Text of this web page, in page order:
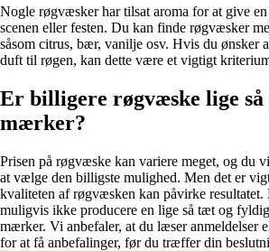
Nogle røgvæsker har tilsat aroma for at give
scenen eller festen. Du kan finde røgvæsker
såsom citrus, bær, vanilje osv. Hvis du ønsker
duft til røgen, kan dette være et vigtigt
Er billigere røgvæske lige så
mærker?
Prisen på røgvæske kan variere meget, og du
at vælge den billigste mulighed. Men det er
kvaliteten af røgvæsken kan påvirke
muligvis ikke producere en lige så tæt og
mærker. Vi anbefaler, at du læser anmeldelser
for at få anbefalinger, før du træffer din